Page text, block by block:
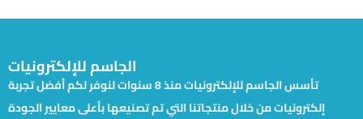
الجاسم للإلكترونيات
تأسس الجاسم للإلكترونيات منذ 8 سنوات لنوفر لكم أفضل تجربة
إلكترونيات من خلال منتجاتنا التي تم تصنيعها بأعلى معايير الجودة